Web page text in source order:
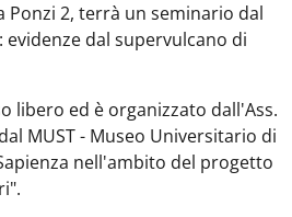
Ponzi 2, terrà un seminario dal
dal supervulcano di
libero ed è organizzato dall'Ass.
MUST - Museo Universitario di
nell'ambito del progetto